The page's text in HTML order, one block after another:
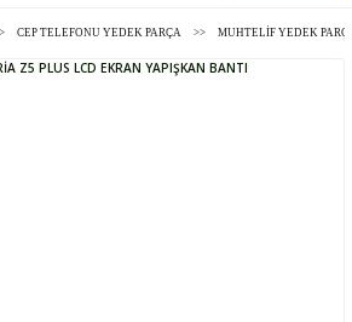
CEP TELEFONU YEDEK PARÇA MUHTELİF YEDEK